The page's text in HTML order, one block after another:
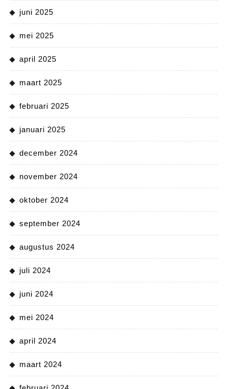
juni 2025
mei 2025
april 2025
maart 2025
februari 2025
januari 2025
december 2024
november 2024
oktober 2024
september 2024
augustus 2024
juli 2024
juni 2024
mei 2024
april 2024
maart 2024